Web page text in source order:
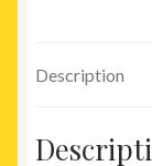
Description